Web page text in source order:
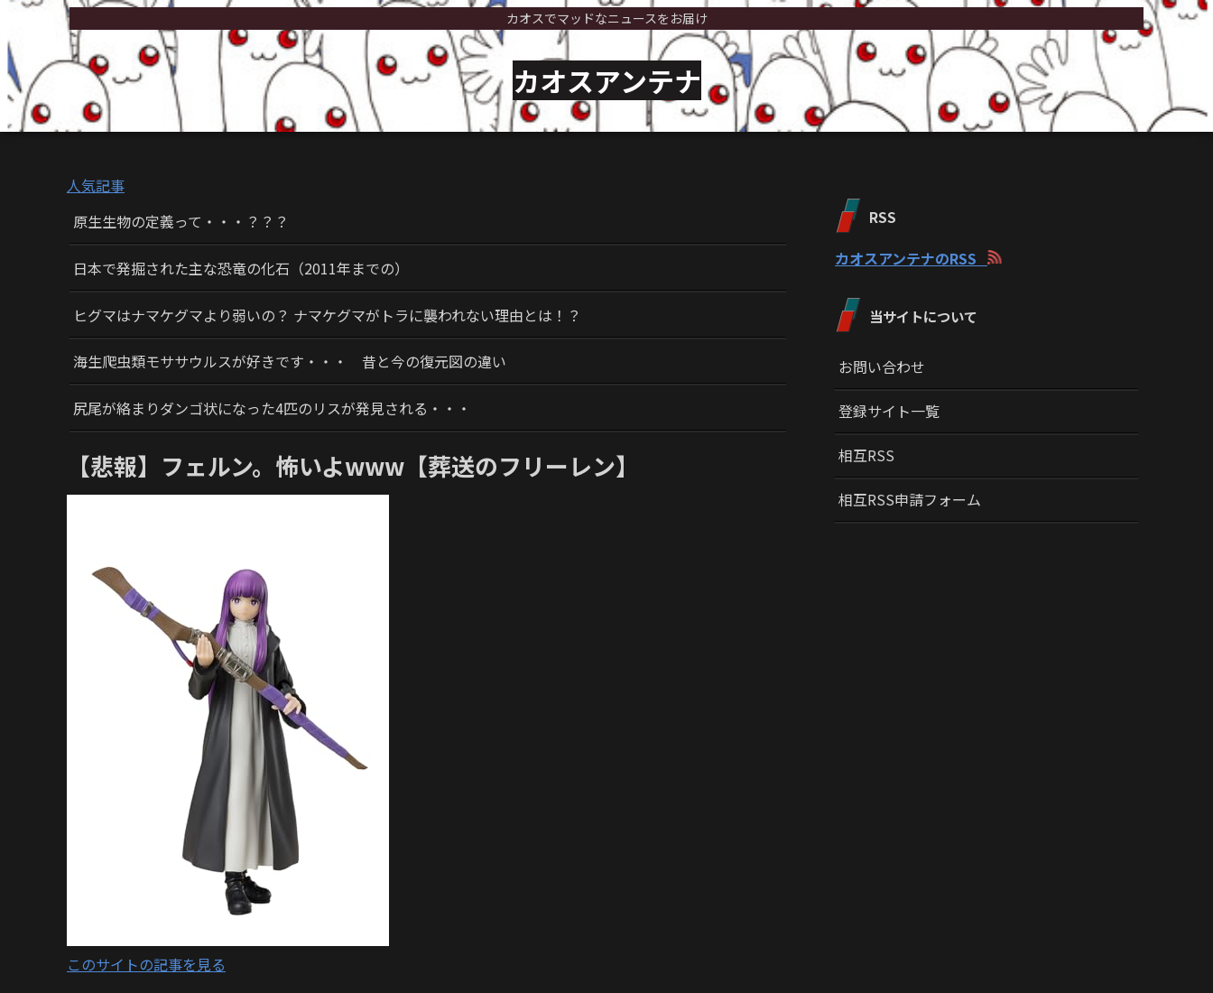
カオスでマッドなニュースをお届け
カオスアンテナ
人気記事
原生生物の定義って・・・？？？
日本で発掘された主な恐竜の化石（2011年までの）
ヒグマはナマケグマより弱いの？ ナマケグマがトラに襲われない理由とは！？
海生爬虫類モササウルスが好きです・・・ 昔と今の復元図の違い
尻尾が絡まりダンゴ状になった4匹のリスが発見される・・・
【悲報】フェルン。怖いよwww【葬送のフリーレン】
このサイトの記事を見る
RSS
カオスアンテナのRSS
当サイトについて
お問い合わせ
登録サイト一覧
相互RSS
相互RSS申請フォーム